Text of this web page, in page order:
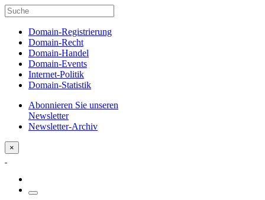
Domain-Registrierung
Domain-Recht
Domain-Handel
Domain-Events
Internet-Politik
Domain-Statistik
Abonnieren Sie unseren
Newsletter
Newsletter-Archiv
×